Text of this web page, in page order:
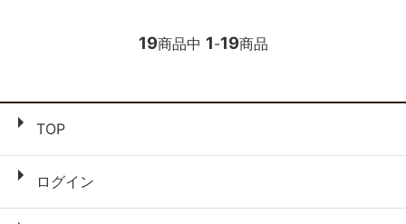
19商品中 1-19商品
TOP
ログイン